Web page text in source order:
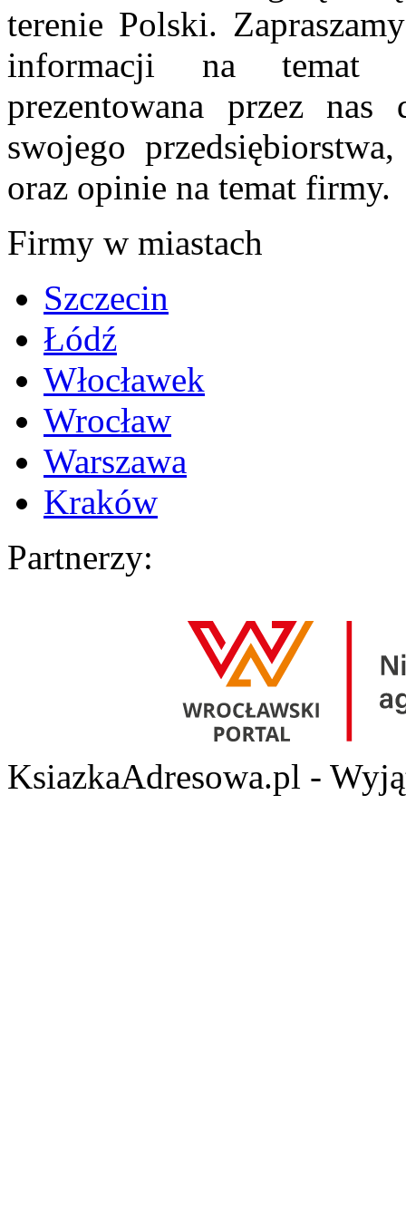
terenie Polski.
informacji na temat
prezentowana przez nas
swojego
oraz opinie na temat firmy.
Firmy w miastach
Szczecin
Łódź
Włocławek
Wrocław
Warszawa
Kraków
Partnerzy:
KsiazkaAdresowa.pl -